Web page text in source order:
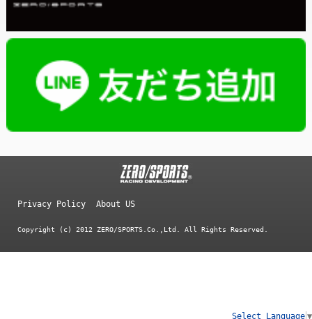
Select Language ▼
Privacy Policy About US
Copyright (c) 2012 ZERO/SPORTS.Co.,Ltd. All Rights Reserved.